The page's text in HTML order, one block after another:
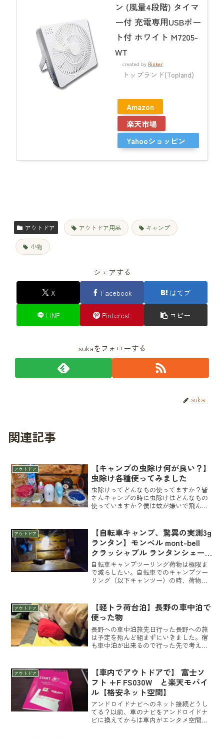
ン (風量4段階) タイマ
ー付 充電専用USBポー
ト付 ホワイト M7205-
WT
created by Rinker
トップランド(Topland)
Amazon
楽天市場
Yahooショッピン
アウトドア アウトドア用品 キャンプ
小物
シェアする
X Facebook はてブ
LINE Pinterest コピー
sukaをフォローする
suka
関連記事
アウトドア
【キャンプの虫除け何が良い？】
虫除け各種使ってみました
虫除けってどんなもの使ってますか？皆
さんキャンプの時に虫除けはどんなもの
使っていますか？僕は蚊が嫌いで飛んで
そんな僕が暖かい時期必須用品の虫除け
を色々使ってみた感想を書...
アウトドア
【自転車キャンプ、驚異の実測3g
ランタン】モンベル mont-bell
クラッシャブル ランタンシェー
ド
自転車キャンプツーリング荷物は極限ま
で減らしたい。自転車でのキャンプツー
リング（以下キャンツー）の時、荷物は
ず安定しやすいです。なので荷物選びは
基本的に必要か？小さい物...
アウトドア
【軽トラ荷台泊】長野の車中泊で
使った物
長野への車中泊旅先日行った長野への旅
は予定を殆んど組まずにいきました。宿
も車中泊が出来るので行った先で考えれ
ともなく割合快適に過ごせました。今回
の車中泊に使ったアイテ...
アウトドア
【車内でアウトドアで】 富士ソ
フト +F FS030W と楽天モバイ
ル【格安ネット空間】
アンドロイドナビへのネット接続どうし
てる？以前、車のナビをアンドロイドナ
ビに換えてからは車内がエンタメ空間に